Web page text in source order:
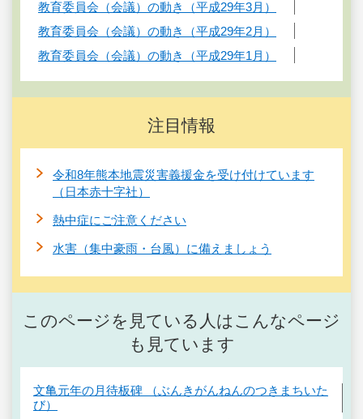
教育委員会（会議）の動き（平成29年3月）
教育委員会（会議）の動き（平成29年2月）
教育委員会（会議）の動き（平成29年1月）
注目情報
令和8年熊本地震災害義援金を受け付けています
（日本赤十字社）
熱中症にご注意ください
水害（集中豪雨・台風）に備えましょう
このページを見ている人はこんなページ
も見ています
文亀元年の月待板碑 （ぶんきがんねんのつきまちいた
び）